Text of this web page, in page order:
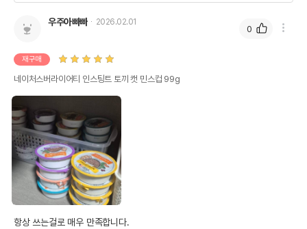
우주아빠빠 2026.02.01
재구매
네이처스버라이어티 인스팅트 토끼 캣 민스컵 99g
항상 쓰는걸로 매우 만족합니다.
0